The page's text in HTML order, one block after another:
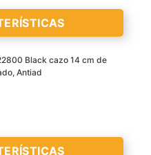
VER
CARACTERÍSTICAS
>
Black cazo 14 cm de
Antiad